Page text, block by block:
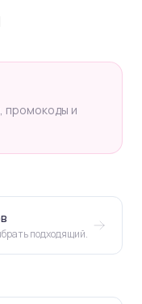
промокоды и
подходящий.